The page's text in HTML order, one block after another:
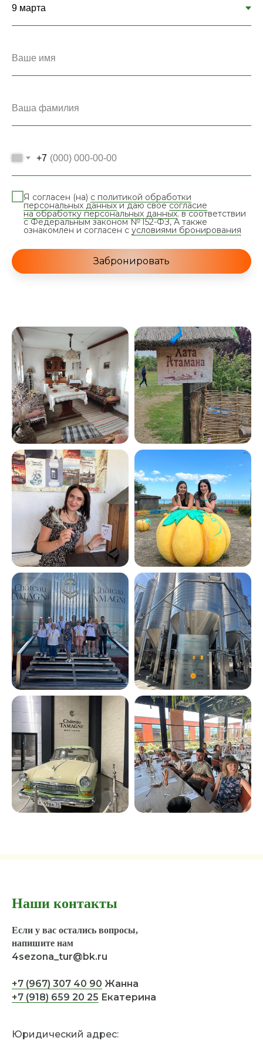
+7
Я согласен (на) с политикой обработки
персональных данныхи даю своесогласие
на обработку персональных данных. в соответствии
с Федеральным законом № 152-ФЗ, А также
ознакомлен и согласен с условиями бронирования
Забронировать
Наши контакты
Если у вас остались вопросы,
напишите нам
4sezona_tur@bk.ru
+7 (967) 307 40 90 Жанна
+7 (918) 659 20 25 Екатерина
Юридический адрес: